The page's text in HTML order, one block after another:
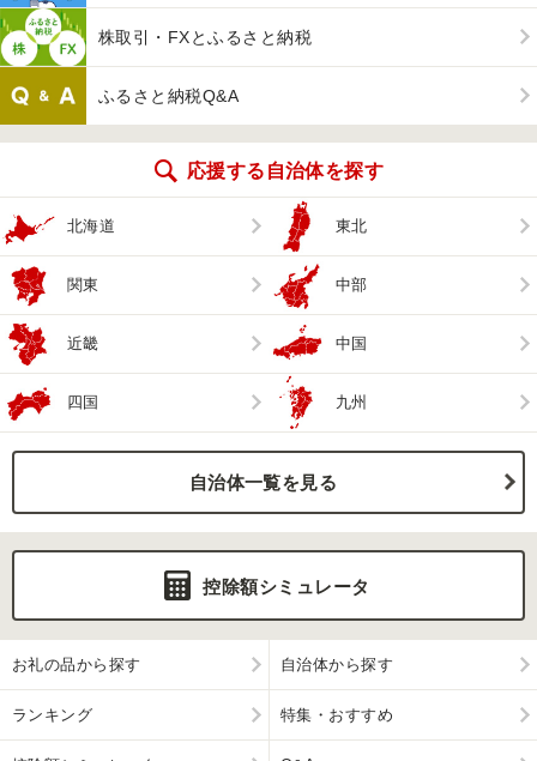
株取引・FXとふるさと納税
ふるさと納税Q&A
応援する自治体を探す
北海道 東北
関東 中部
近畿 中国
四国 九州
自治体一覧を見る
控除額シミュレータ
お礼の品から探す 自治体から探す
ランキング 特集・おすすめ